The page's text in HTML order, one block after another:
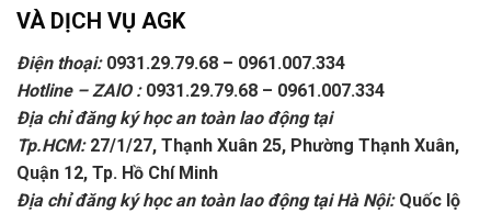
VÀ DỊCH VỤ AGK
Điện thoại:0931.29.79.68 – 0961.007.334
Hotline – ZAlO : 0931.29.79.68 – 0961.007.334
Địa chỉ đăng ký học an toàn lao động tại
Tp.HCM: 27/1/27, Thạnh Xuân 25, Phường Thạnh Xuân,
Quận 12, Tp. Hồ Chí Minh
Địa chỉ đăng ký học an toàn lao động tại Hà Nội: Quốc lộ